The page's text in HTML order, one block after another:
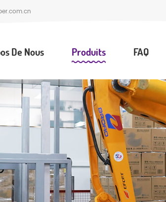
De Nous Produits FAQ